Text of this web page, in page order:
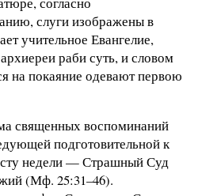
слуги изображены в
учительное Евангелие,
раби суть, и словом
на покаяние одевают первою
священных воспоминаний
подготовительной к
недели — Страшный Суд
(Мф. 25:31–46).